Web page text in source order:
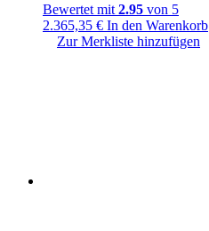
Bewertet mit 2.95 von 5
2.365,35 € In den Warenkorb
Zur Merkliste hinzufügen